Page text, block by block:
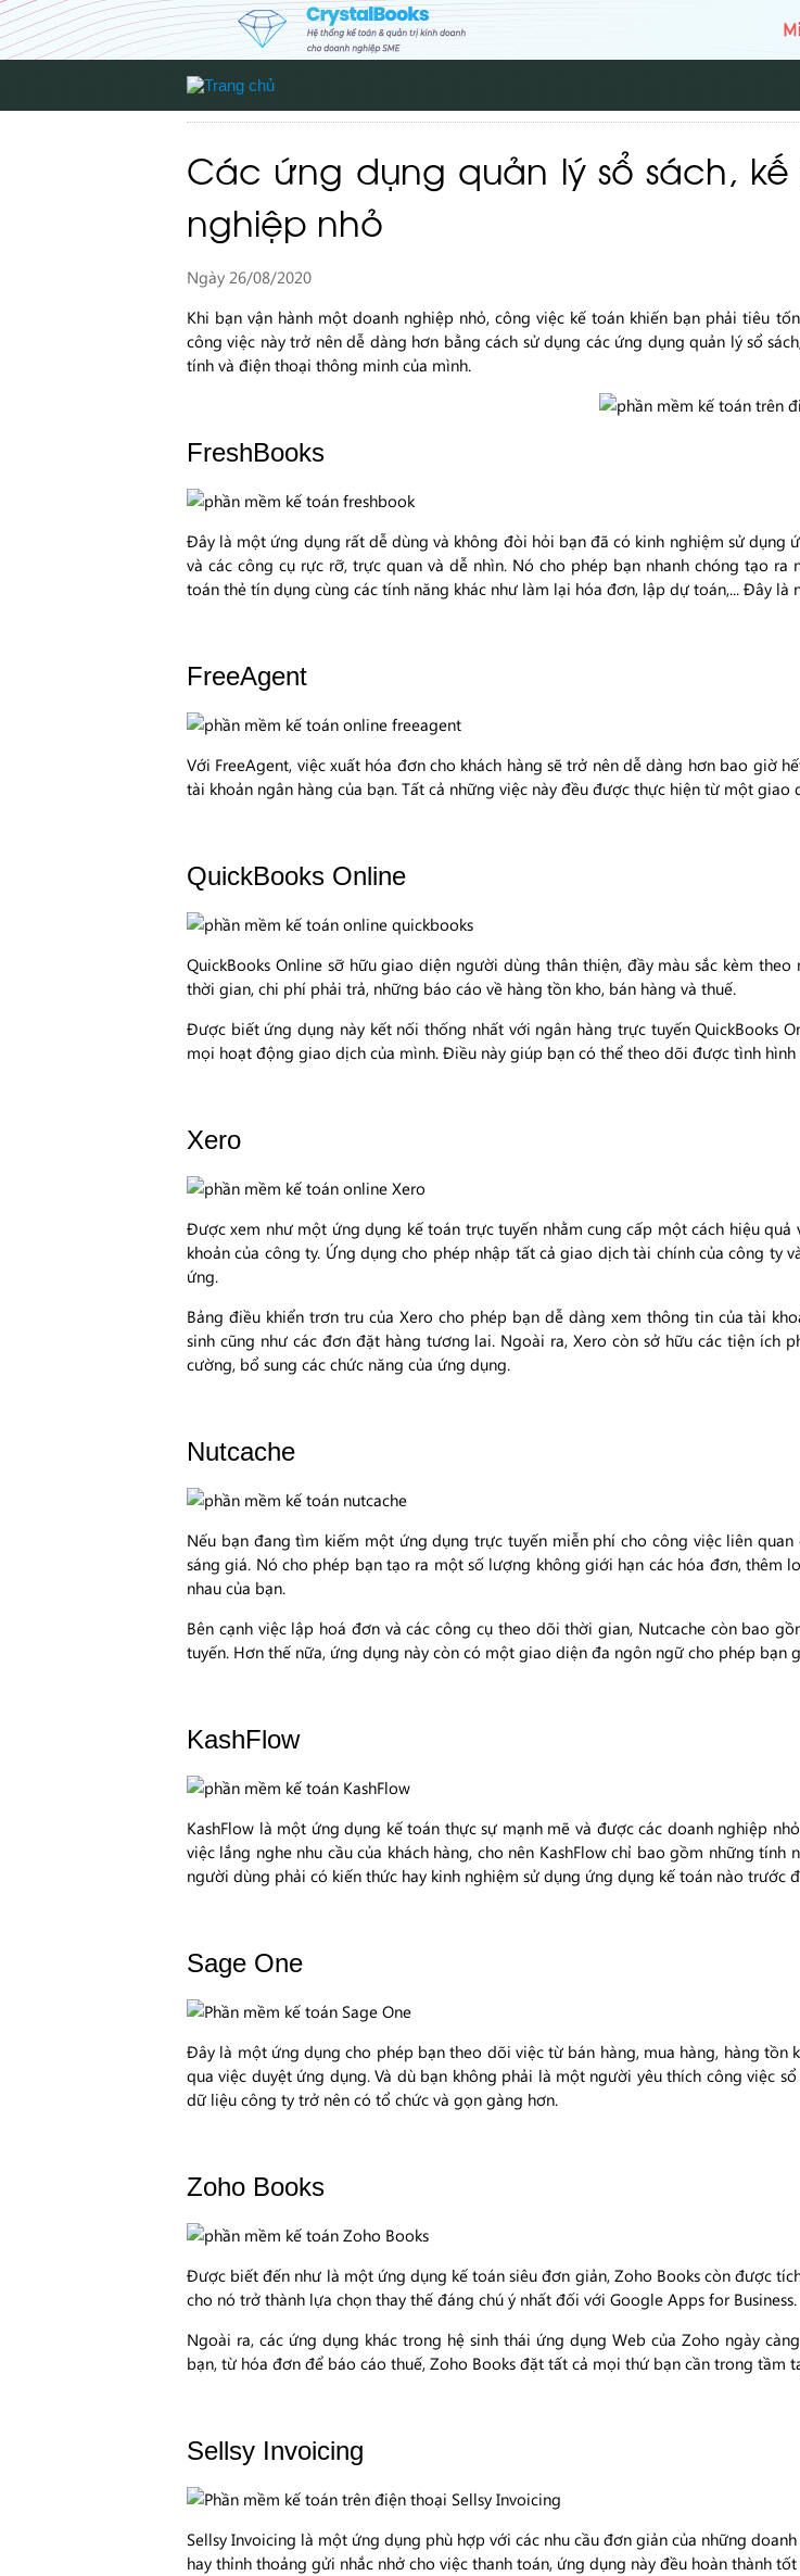
Các ứng dụng quản lý sổ sách,
nghiệp nhỏ
Ngày 26/08/2020
Khi bạn vận hành một doanh nghiệp nhỏ, công việc kế toán khiến bạn phải tiêu
công việc này trở nên dễ dàng hơn bằng cách sử dụng các ứng dụng quản lý sổ
tính và điện thoại thông minh của mình.
FreshBooks
Đây là một ứng dụng rất dễ dùng và không đòi hỏi bạn đã có kinh nghiệm sử dụng
và các công cụ rực rỡ, trực quan và dễ nhìn. Nó cho phép bạn nhanh chóng tạo
toán thẻ tín dụng cùng các tính năng khác như làm lại hóa đơn, lập dự toán,... Đây
FreeAgent
Với FreeAgent, việc xuất hóa đơn cho khách hàng sẽ trở nên dễ dàng hơn bao giờ
tài khoản ngân hàng của bạn. Tất cả những việc này đều được thực hiện từ một giao
QuickBooks Online
QuickBooks Online sỡ hữu giao diện người dùng thân thiện, đầy màu sắc kèm
thời gian, chi phí phải trả, những báo cáo về hàng tồn kho, bán hàng và thuế.
Được biết ứng dụng này kết nối thống nhất với ngân hàng trực tuyến QuickBooks
mọi hoạt động giao dịch của mình. Điều này giúp bạn có thể theo dõi được tình
Xero
Được xem như một ứng dụng kế toán trực tuyến nhằm cung cấp một cách hiệu
khoản của công ty. Ứng dụng cho phép nhập tất cả giao dịch tài chính của công
ứng.
Bảng điều khiển trơn tru của Xero cho phép bạn dễ dàng xem thông tin của tài
sinh cũng như các đơn đặt hàng tương lai. Ngoài ra, Xero còn sở hữu các tiện ích
cường, bổ sung các chức năng của ứng dụng.
Nutcache
Nếu bạn đang tìm kiếm một ứng dụng trực tuyến miễn phí cho công việc liên
sáng giá. Nó cho phép bạn tạo ra một số lượng không giới hạn các hóa đơn, thêm
nhau của bạn.
Bên cạnh việc lập hoá đơn và các công cụ theo dõi thời gian, Nutcache còn bao
tuyến. Hơn thế nữa, ứng dụng này còn có một giao diện đa ngôn ngữ cho phép bạn
KashFlow
KashFlow là một ứng dụng kế toán thực sự mạnh mẽ và được các doanh nghiệp
việc lắng nghe nhu cầu của khách hàng, cho nên KashFlow chỉ bao gồm những
người dùng phải có kiến thức hay kinh nghiệm sử dụng ứng dụng kế toán nào trước
Sage One
Đây là một ứng dụng cho phép bạn theo dõi việc từ bán hàng, mua hàng, hàng tồn
qua việc duyệt ứng dụng. Và dù bạn không phải là một người yêu thích công việc
dữ liệu công ty trở nên có tổ chức và gọn gàng hơn.
Zoho Books
Được biết đến như là một ứng dụng kế toán siêu đơn giản, Zoho Books còn được
cho nó trở thành lựa chọn thay thế đáng chú ý nhất đối với Google Apps for Business.
Ngoài ra, các ứng dụng khác trong hệ sinh thái ứng dụng Web của Zoho ngày
bạn, từ hóa đơn để báo cáo thuế, Zoho Books đặt tất cả mọi thứ bạn cần trong tầm
Sellsy Invoicing
Sellsy Invoicing là một ứng dụng phù hợp với các nhu cầu đơn giản của những
hay thỉnh thoảng gửi nhắc nhở cho việc thanh toán, ứng dụng này đều hoàn thành